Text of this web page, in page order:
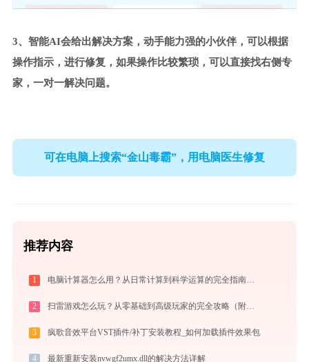
3、智能AI会给出解决方案，动手能力强的小伙伴，可以根据
操作指示，进行修复，如果操作比较繁琐，可以直接找右侧专
家，一对一解决问题。
可在电脑上搜索“金山毒霸”，用电脑医生修复
推荐内容
1 电脑计算器怎么用？从日常计算到科学运算的完全指南（附隐藏功能）
2 扫雷游戏怎么玩？从零基础到高级玩家的完全攻略（附必胜技巧）
3 疯歌音效平台VST插件/补丁安装教程_如何加载插件效果包
4 最新重新安装nvwgf2umx.dll的解决方法详解